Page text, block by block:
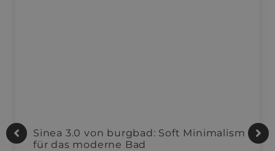
Sinea 3.0 von burgbad: Soft Minimalism
für das moderne Bad